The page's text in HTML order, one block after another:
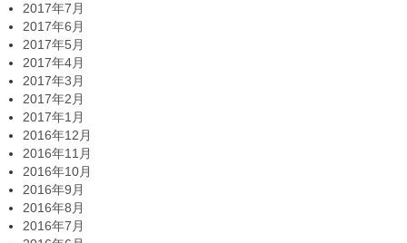
2017年7月
2017年6月
2017年5月
2017年4月
2017年3月
2017年2月
2017年1月
2016年12月
2016年11月
2016年10月
2016年9月
2016年8月
2016年7月